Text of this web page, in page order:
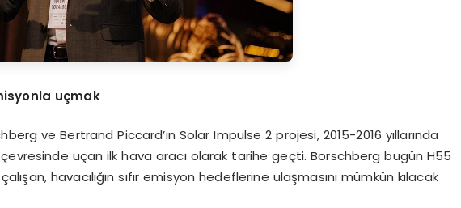
uçmak
ve Bertrand Piccard’ın Solar Impulse 2 projesi, 2015-2016 yıllarında
uçan ilk hava aracı olarak tarihe geçti. Borschberg bugün H55
havacılığın sıfır emisyon hedeflerine ulaşmasını mümkün kılacak